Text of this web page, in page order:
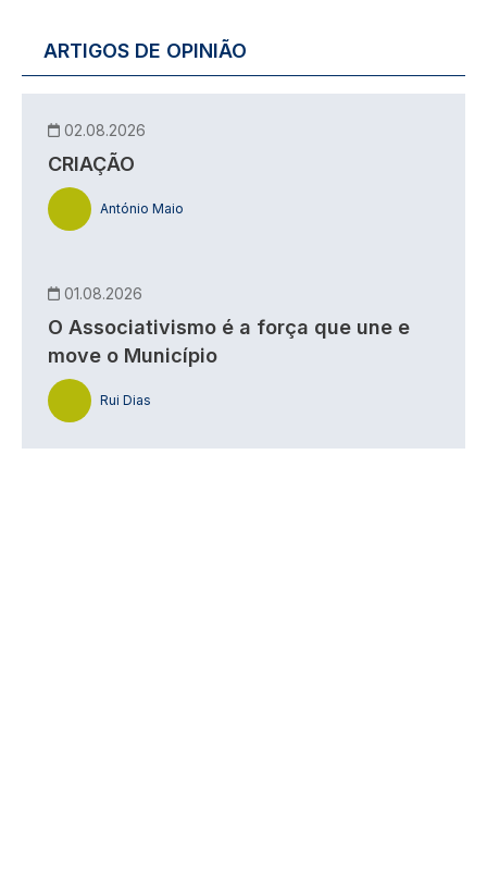
ARTIGOS DE OPINIÃO
02.08.2026
CRIAÇÃO
António Maio
01.08.2026
O Associativismo é a força que une e
move o Município
Rui Dias